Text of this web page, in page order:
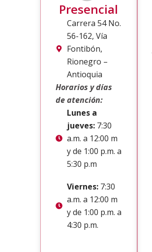
Presencial
Carrera 54 No.
56-162, Vía
Fontibón,
Rionegro –
Antioquia
Horarios y días
de atención:
Lunes a
jueves:7:30
a.m. a 12:00 m
y de 1:00 p.m. a
5:30 p.m
Viernes:7:30
a.m. a 12:00 m
y de 1:00 p.m. a
4:30 p.m.